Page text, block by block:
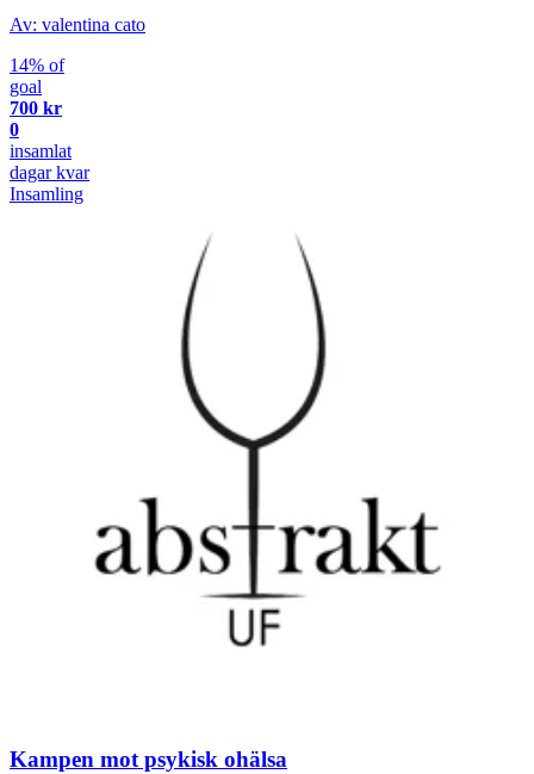
Av: valentina cato
14% of
goal
700 kr
0
insamlat
dagar kvar
Insamling
Kampen mot psykisk ohälsa